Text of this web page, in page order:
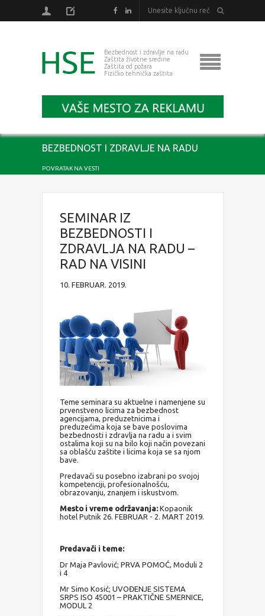
Bezbednost i zdravlje na radu
Zaštita životne sredine
Zaštita od požara
Fizičko tehnička zaštita
BEZBEDNOST I ZDRAVLJE NA RADU
POVRATAK NA VESTI
SEMINAR IZ
BEZBEDNOSTI I
ZDRAVLJA NA RADU –
RAD NA VISINI
10. FEBRUAR. 2019.
Teme seminara su aktuelne i namenjene su
prvenstveno licima za bezbednost
agencijama, preduzetnicima i
preduzećima koja se bave poslovima
bezbednosti i zdravlja na radu a i svim
ostalima koji su na bilo koji način povezani
sa oblašću zaštite i licima koja se sa njom
bave.
Predavači su posebno izabrani po svojoj
kompetenciji, profesionalnošću,
obrazovanju, znanjem i iskustvom.
Mesto i vreme održavanja:Kopaonik
hotel Putnik 26. FEBRUAR - 2. MART 2019.
Predavači i teme:
Dr Maja Pavlović; PRVA POMOĆ, Moduli 2
i 4
Mr Simo Kosić; UVOĐENJE SISTEMA
SRPS ISO 45001 – PRAKTIČNE SMERNICE,
MODUL 2